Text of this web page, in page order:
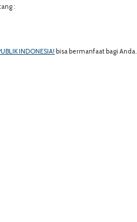
:
INDONESIA! bisa bermanfaat bagi Anda.